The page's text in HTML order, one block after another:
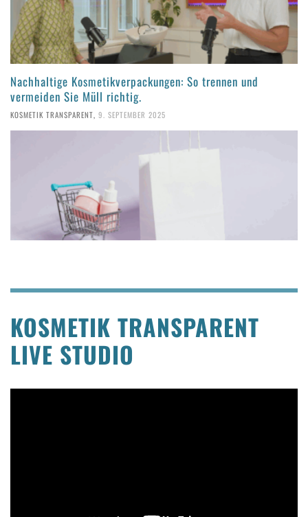
Nachhaltige Kosmetikverpackungen: So trennen und
vermeiden Sie Müll richtig.
KOSMETIK TRANSPARENT, 9. SEPTEMBER 2025
KOSMETIK TRANSPARENT
LIVE STUDIO